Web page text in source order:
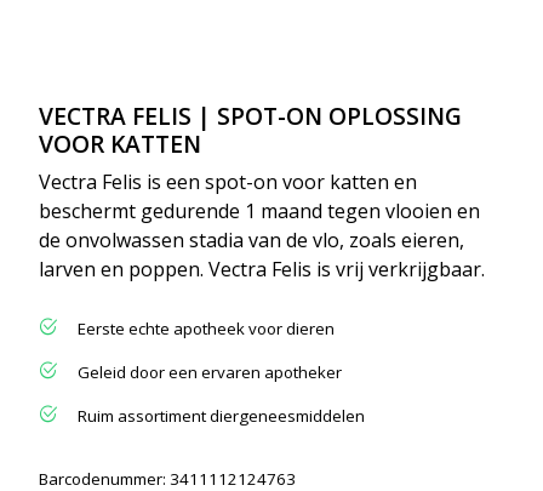
VECTRA FELIS | SPOT-ON OPLOSSING
VOOR KATTEN
Barcodenummer: 3411112124763
Eerste echte apotheek voor dieren
Geleid door een ervaren apotheker
Ruim assortiment diergeneesmiddelen
Vectra Felis is een spot-on voor katten en
beschermt gedurende 1 maand tegen vlooien en
de onvolwassen stadia van de vlo, zoals eieren,
larven en poppen. Vectra Felis is vrij verkrijgbaar.